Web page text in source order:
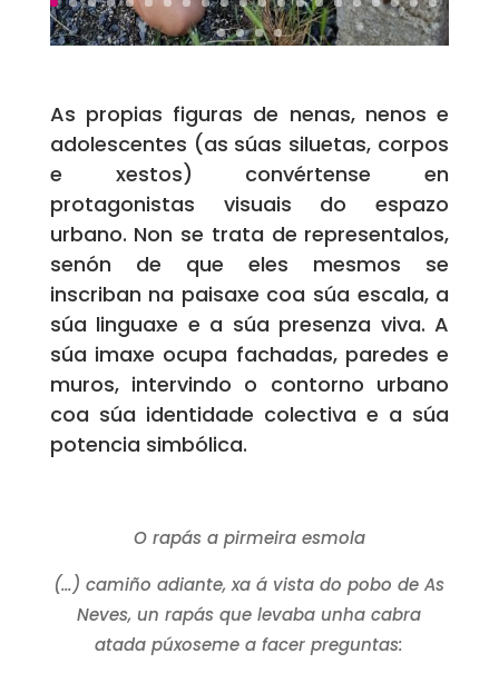
As propias figuras de nenas, nenos e
adolescentes (as súas siluetas, corpos
e xestos) convértense en
protagonistas visuais do espazo
urbano. Non se trata de representalos,
senón de que eles mesmos se
inscriban na paisaxe coa súa escala, a
súa linguaxe e a súa presenza viva. A
súa imaxe ocupa fachadas, paredes e
muros, intervindo o contorno urbano
coa súa identidade colectiva e a súa
potencia simbólica.
O rapás a pirmeira esmola
(…) camiño adiante, xa á vista do pobo de As
Neves, un rapás que levaba unha cabra
atada púxoseme a facer preguntas: